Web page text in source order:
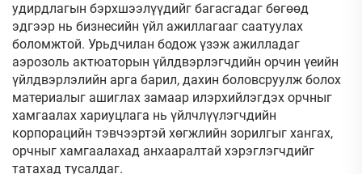
удирдлагын бэрхшээлүүдийг багасгадаг бөгөөд
эдгээр нь бизнесийн үйл ажиллагааг саатуулах
боломжтой. Урьдчилан бодож үзэж ажилладаг
аэрозоль актюаторын үйлдвэрлэгчдийн орчин үеийн
үйлдвэрлэлийн арга барил, дахин боловсруулж болох
материалыг ашиглах замаар илэрхийлэгдэх орчныг
хамгаалах хариуцлага нь үйлчлүүлэгчдийн
корпорацийн тэвчээртэй хөгжлийн зорилгыг хангах,
орчныг хамгаалахад анхааралтай хэрэглэгчдийг
татахад тусалдаг.